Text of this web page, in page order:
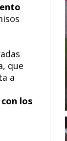
que
a
los